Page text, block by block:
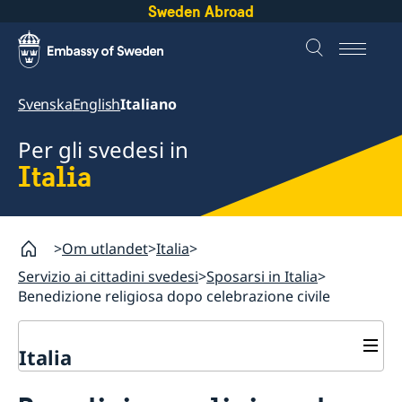
Sweden Abroad
SvenskaEnglishItaliano
Per gli svedesi in
Italia
Om utlandet Italia
Servizio ai cittadini svedesi Sposarsi in Italia
Benedizione religiosa dopo celebrazione civile
Italia